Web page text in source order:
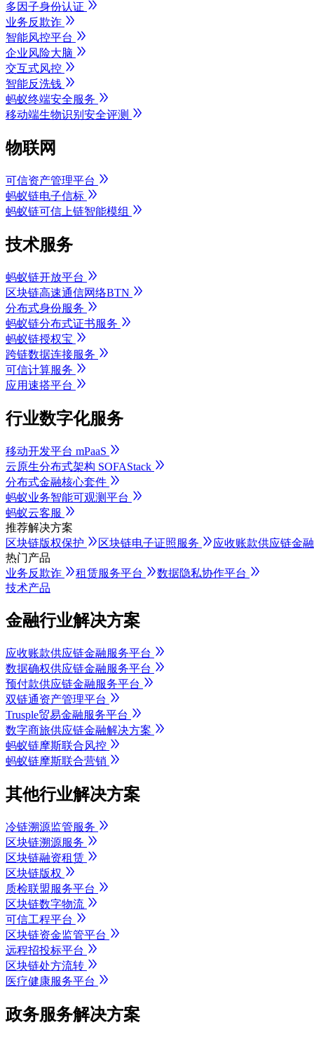
多因子身份认证
业务反欺诈
智能风控平台
企业风险大脑
交互式风控
智能反洗钱
蚂蚁终端安全服务
移动端生物识别安全评测
物联网
可信资产管理平台
蚂蚁链电子信标
蚂蚁链可信上链智能模组
技术服务
蚂蚁链开放平台
区块链高速通信网络BTN
分布式身份服务
蚂蚁链分布式证书服务
蚂蚁链授权宝
跨链数据连接服务
可信计算服务
应用速搭平台
行业数字化服务
移动开发平台 mPaaS
云原生分布式架构 SOFAStack
分布式金融核心套件
蚂蚁业务智能可观测平台
蚂蚁云客服
推荐解决方案
区块链版权保护
区块链电子证照服务
应收账款供应链金
热门产品
业务反欺诈
租赁服务平台
数据隐私协作平台
技术产品
金融行业解决方案
应收账款供应链金融服务平台
数据确权供应链金融服务平台
预付款供应链金融服务平台
双链通资产管理平台
Trusple贸易金融服务平台
数字商旅供应链金融解决方案
蚂蚁链摩斯联合风控
蚂蚁链摩斯联合营销
其他行业解决方案
冷链溯源监管服务
区块链溯源服务
区块链融资租赁
区块链版权
质检联盟服务平台
区块链数字物流
可信工程平台
区块链资金监管平台
远程招投标平台
区块链处方流转
医疗健康服务平台
政务服务解决方案